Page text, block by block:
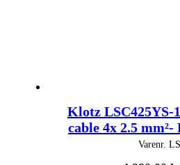
Klotz LSC425YS-
cable 4x 2.5
Varenr.